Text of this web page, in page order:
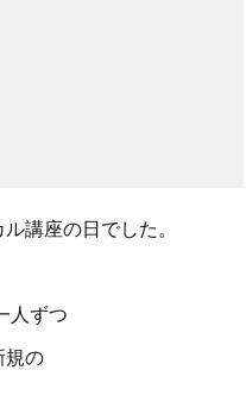
講座の日でした。
人ずつ
規の